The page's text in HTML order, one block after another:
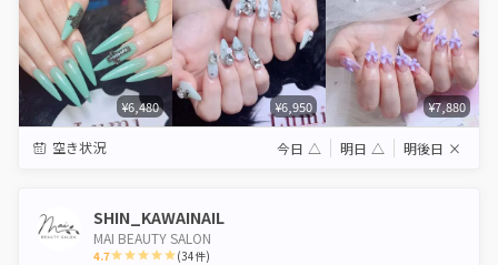
¥6,480 ¥6,950 ¥7,880
空き状況 今日 △ 明日 △ 明後日 ×
SHIN_KAWAINAIL
MAI BEAUTY SALON
4.7 (34件)